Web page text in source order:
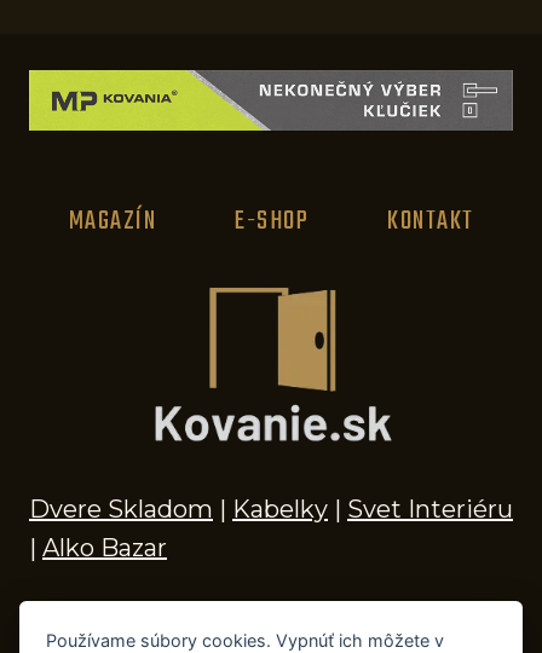
MAGAZÍN E-SHOP KONTAKT
Dvere Skladom | Kabelky | Svet Interiéru
| Alko Bazar
Používame súbory cookies. Vypnúť ich môžete v